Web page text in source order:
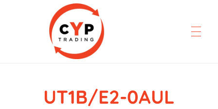
CYP Trading
Professionelle Ersatzteilbeschaffung
UT1B/E2-0AUL